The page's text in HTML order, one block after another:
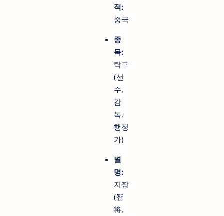
적:
중국
종
목:
탁구
(선
수,
감
독,
행정
가)
별
명:
지장
(智
将,